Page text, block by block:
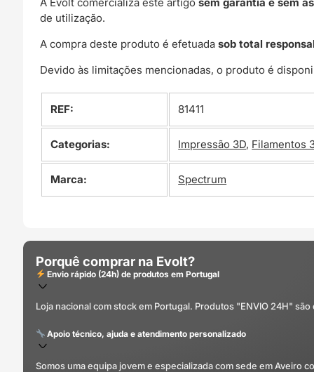
de utilização.
A compra deste produto é efetuadasob total
Devido às limitações mencionadas, o produto é
REF: 81411
Categorias: Impressão 3D, Filamentos
Marca: Spectrum
Porquê comprar na Evolt?
Envio rápido (24h) de produtos em Portugal
Loja nacional com stock em Portugal. Produtos "ENVIO 24H"
Apoio técnico, ajuda e atendimento personalizado
Somos uma equipa jovem e especializada com sede em Aveiro